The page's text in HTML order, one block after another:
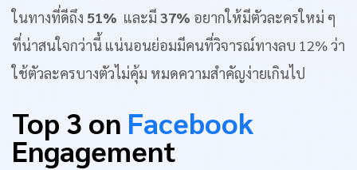
ในทางที่ดีถึง 51% และมี 37% อยากให้มีตัวละครใหม่ ๆ
ที่น่าสนใจกว่านี้ แน่นอนย่อมมีคนที่วิจารณ์ทางลบ 12% ว่า
ใช้ตัวละครบางตัวไม่คุ้ม หมดความสำคัญง่ายเกินไป
Top 3 on Facebook
Engagement